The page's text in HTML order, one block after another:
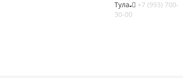
Тула
+7 (993) 700-
30-00